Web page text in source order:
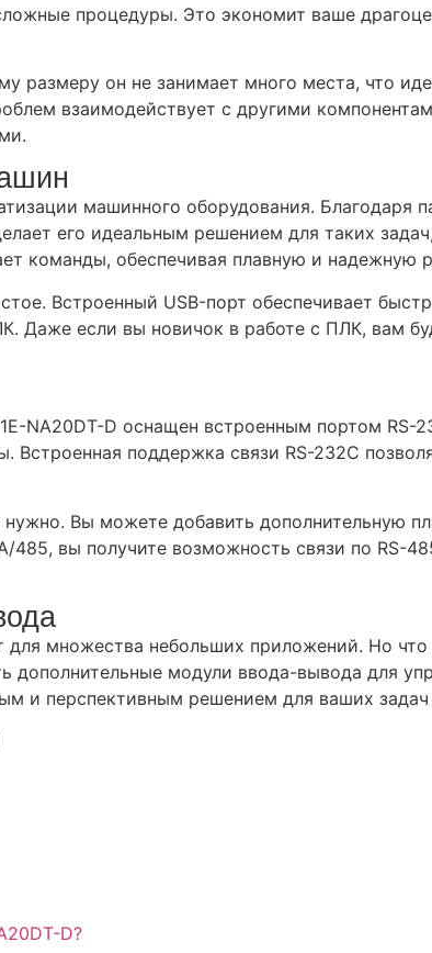
процедуры. Это экономит ваше
он не занимает много места, что
взаимодействует с другими
машинного оборудования. Благодаря
его идеальным решением для таких
команды, обеспечивая плавную и надежную
Встроенный USB-порт обеспечивает
Даже если вы новичок в работе с ПЛК, вам
NA20DT-D оснащен встроенным портом RS-
поддержка связи RS-232C
Вы можете добавить дополнительную
485, вы получите возможность связи по RS-
множества небольших приложений. Но что
дополнительные модули ввода-вывода для
и перспективным решением для ваших
D?